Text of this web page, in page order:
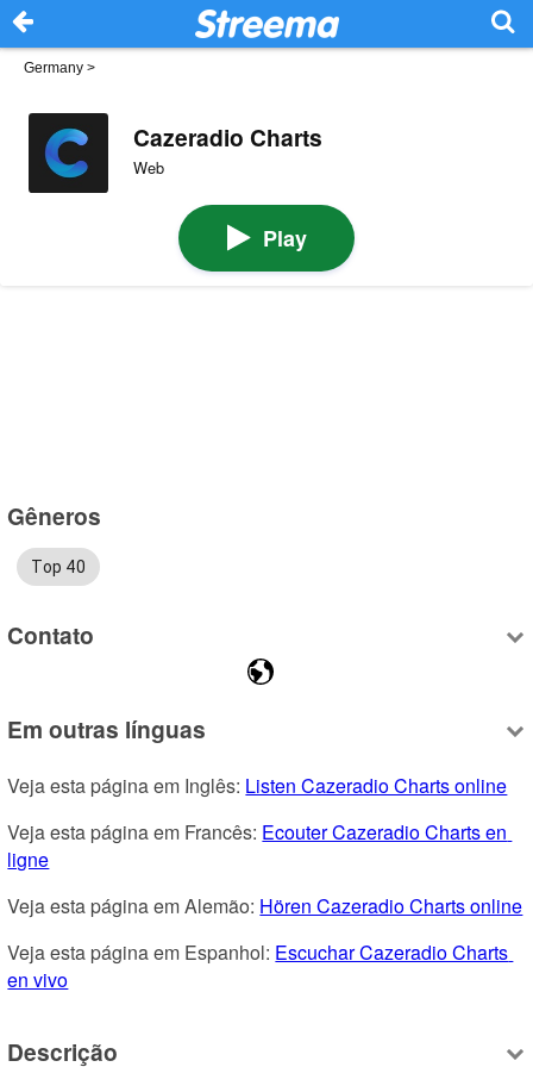
Germany >
Cazeradio Charts
Web
Play
Gêneros
Top 40
Contato
Em outras línguas
Veja esta página em Inglês: Listen Cazeradio Charts online
Veja esta página em Francês: Ecouter Cazeradio Charts en
ligne
Veja esta página em Alemão: Hören Cazeradio Charts online
Veja esta página em Espanhol: Escuchar Cazeradio Charts
en vivo
Descrição